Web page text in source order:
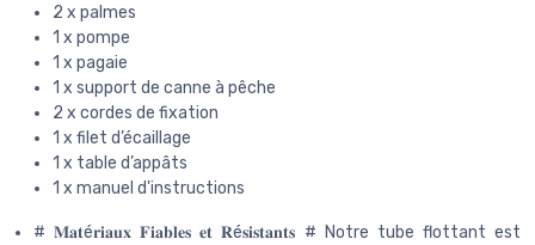
2 x palmes
1 x pompe
1 x pagaie
1 x support de canne à pêche
2 x cordes de fixation
1 x filet d’écaillage
1 x table d’appâts
1 x manuel d'instructions
# 𝐌𝐚𝐭é𝐫𝐢𝐚𝐮𝐱 𝐅𝐢𝐚𝐛𝐥𝐞𝐬 𝐞𝐭 𝐑é𝐬𝐢𝐬𝐭𝐚𝐧𝐭𝐬 # Notre tube flottant est